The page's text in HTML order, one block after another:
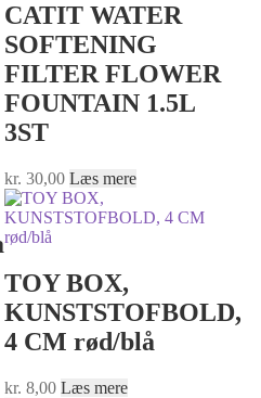
CATIT WATER
SOFTENING
FILTER FLOWER
FOUNTAIN 1.5L
3ST
kr. 30,00 Læs mere
TOY BOX,
KUNSTSTOFBOLD,
4 CM rød/blå
kr. 8,00 Læs mere